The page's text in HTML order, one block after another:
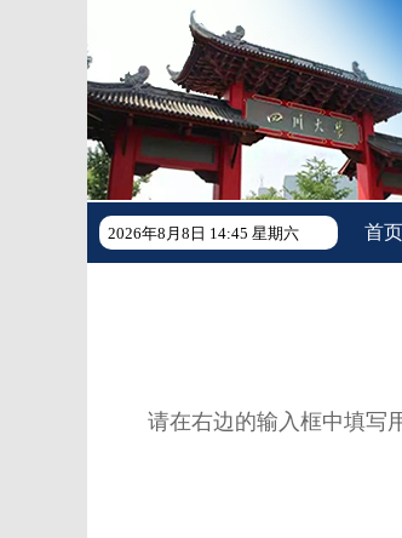
2026年8月8日 14:45 星期六 首页
请在右边的输入框中填写